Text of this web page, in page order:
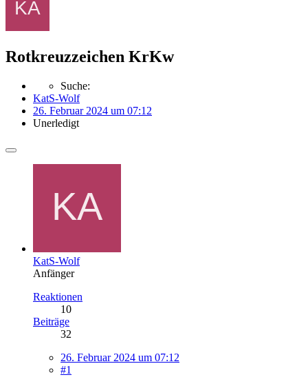
Rotkreuzzeichen KrKw
Suche:
KatS-Wolf
26. Februar 2024 um 07:12
Unerledigt
KatS-Wolf
Anfänger
Reaktionen
10
Beiträge
32
26. Februar 2024 um 07:12
#1